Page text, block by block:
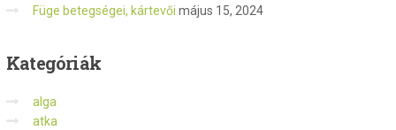
Füge betegségei, kártevői május 15, 2024
Kategóriák
alga
atka